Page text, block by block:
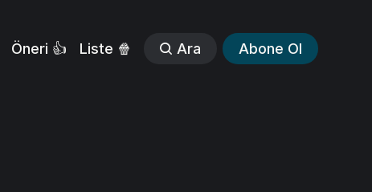
Öneri 👍 Liste 🍿 Ara Abone Ol